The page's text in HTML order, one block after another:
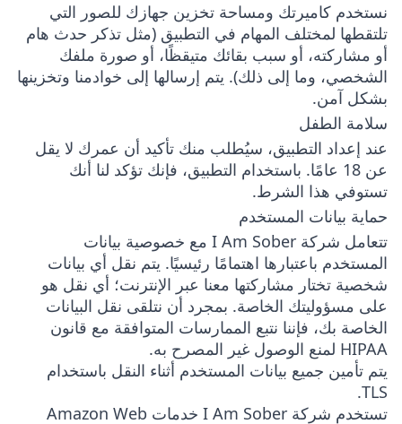
نستخدم كاميرتك ومساحة تخزين جهازك للصور التي
تلتقطها لمختلف المهام في التطبيق (مثل تذكر حدث هام
أو مشاركته، أو سبب بقائك متيقظًا، أو صورة ملفك
الشخصي، وما إلى ذلك). يتم إرسالها إلى خوادمنا وتخزينها
بشكل آمن.
سلامة الطفل
عند إعداد التطبيق، سيُطلب منك تأكيد أن عمرك لا يقل
عن 18 عامًا. باستخدام التطبيق، فإنك تؤكد لنا أنك
تستوفي هذا الشرط.
حماية بيانات المستخدم
تتعامل شركة I Am Sober مع خصوصية بيانات
المستخدم باعتبارها اهتمامًا رئيسيًا. يتم نقل أي بيانات
شخصية تختار مشاركتها معنا عبر الإنترنت؛ أي نقل هو
على مسؤوليتك الخاصة. بمجرد أن نتلقى نقل البيانات
الخاصة بك، فإننا نتبع الممارسات المتوافقة مع قانون
HIPAA لمنع الوصول غير المصرح به.
يتم تأمين جميع بيانات المستخدم أثناء النقل باستخدام
TLS.
تستخدم شركة I Am Sober خدمات Amazon Web